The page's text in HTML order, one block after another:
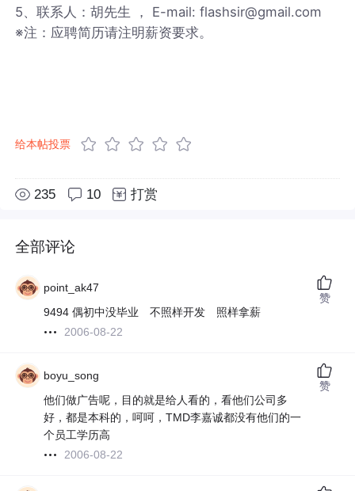
5、联系人：胡先生 ， E-mail: flashsir@gmail.com
※注：应聘简历请注明薪资要求。
给本帖投票
235 10 打赏
全部评论
point_ak47
9494 偶初中没毕业 不照样开发 照样拿薪
2006-08-22
赞
boyu_song
他们做广告呢，目的就是给人看的，看他们公司多
好，都是本科的，呵呵，TMD李嘉诚都没有他们的一
个员工学历高
2006-08-22
赞